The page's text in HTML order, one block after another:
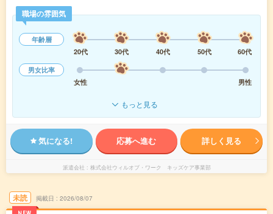
職場の雰囲気
年齢層
20代
30代 40代 50代
60代
男女比率
女性
男性
もっと見る
気になる! 応募へ進む 詳しく見る
派遣会社 株式会社ウィルオブ・ワーク キッズケア事業部
未読 掲載日 2026/08/07